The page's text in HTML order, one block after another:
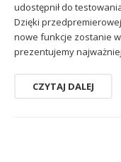
udostępnił do
Dzięki
nowe funkcje zostanie
prezentujemy
CZYTAJ DALEJ